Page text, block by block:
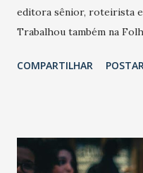
editora sênior, roteirista
Trabalhou também na
COMPARTILHAR